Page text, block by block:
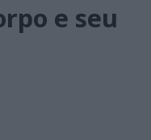
e seu